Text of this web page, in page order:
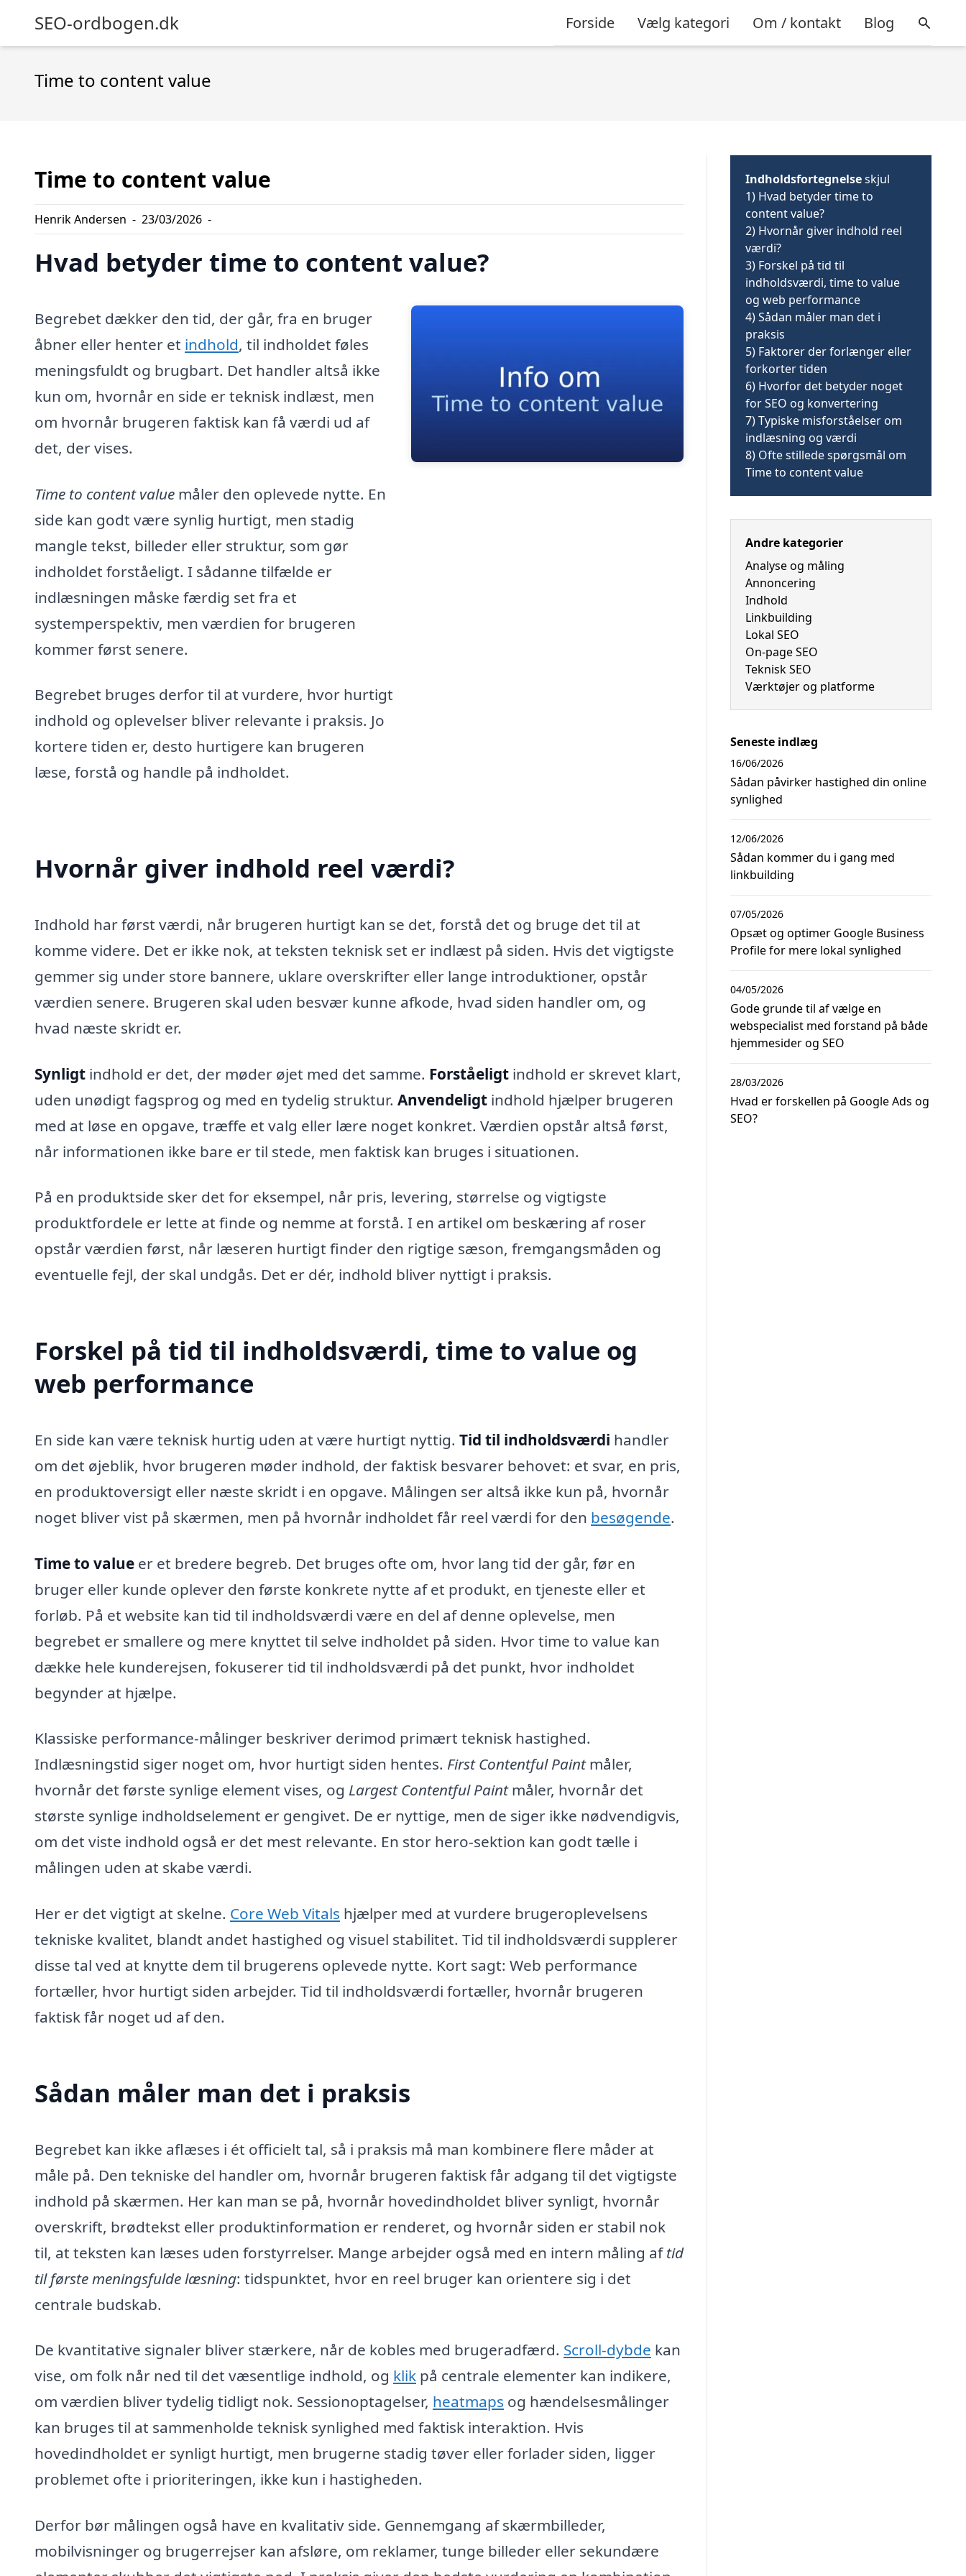
SEO-ordbogen.dk Forside Vælg kategori Om / kontakt Blog
Time to content value
Time to content value
Henrik Andersen - 23/03/2026 -
Hvad betyder time to content value?
Begrebet dækker den tid, der går, fra en bruger
åbner eller henter et indhold, til indholdet føles
meningsfuldt og brugbart. Det handler altså ikke
kun om, hvornår en side er teknisk indlæst, men
om hvornår brugeren faktisk kan få værdi ud af
det, der vises.
Time to content value måler den oplevede nytte. En
side kan godt være synlig hurtigt, men stadig
mangle tekst, billeder eller struktur, som gør
indholdet forståeligt. I sådanne tilfælde er
indlæsningen måske færdig set fra et
systemperspektiv, men værdien for brugeren
kommer først senere.
Begrebet bruges derfor til at vurdere, hvor hurtigt
indhold og oplevelser bliver relevante i praksis. Jo
kortere tiden er, desto hurtigere kan brugeren
læse, forstå og handle på indholdet.
Hvornår giver indhold reel værdi?
Indhold har først værdi, når brugeren hurtigt kan se det, forstå det og bruge det til at
komme videre. Det er ikke nok, at teksten teknisk set er indlæst på siden. Hvis det vigtigste
gemmer sig under store bannere, uklare overskrifter eller lange introduktioner, opstår
værdien senere. Brugeren skal uden besvær kunne afkode, hvad siden handler om, og
hvad næste skridt er.
Synligt indhold er det, der møder øjet med det samme. Forståeligt indhold er skrevet klart,
uden unødigt fagsprog og med en tydelig struktur. Anvendeligt indhold hjælper brugeren
med at løse en opgave, træffe et valg eller lære noget konkret. Værdien opstår altså først,
når informationen ikke bare er til stede, men faktisk kan bruges i situationen.
På en produktside sker det for eksempel, når pris, levering, størrelse og vigtigste
produktfordele er lette at finde og nemme at forstå. I en artikel om beskæring af roser
opstår værdien først, når læseren hurtigt finder den rigtige sæson, fremgangsmåden og
eventuelle fejl, der skal undgås. Det er dér, indhold bliver nyttigt i praksis.
Forskel på tid til indholdsværdi, time to value og
web performance
En side kan være teknisk hurtig uden at være hurtigt nyttig. Tid til indholdsværdi handler
om det øjeblik, hvor brugeren møder indhold, der faktisk besvarer behovet: et svar, en pris,
en produktoversigt eller næste skridt i en opgave. Målingen ser altså ikke kun på, hvornår
noget bliver vist på skærmen, men på hvornår indholdet får reel værdi for den besøgende.
Time to value er et bredere begreb. Det bruges ofte om, hvor lang tid der går, før en
bruger eller kunde oplever den første konkrete nytte af et produkt, en tjeneste eller et
forløb. På et website kan tid til indholdsværdi være en del af denne oplevelse, men
begrebet er smallere og mere knyttet til selve indholdet på siden. Hvor time to value kan
dække hele kunderejsen, fokuserer tid til indholdsværdi på det punkt, hvor indholdet
begynder at hjælpe.
Klassiske performance-målinger beskriver derimod primært teknisk hastighed.
Indlæsningstid siger noget om, hvor hurtigt siden hentes. First Contentful Paintmåler,
hvornår det første synlige element vises, og Largest Contentful Paintmåler, hvornår det
største synlige indholdselement er gengivet. De er nyttige, men de siger ikke nødvendigvis,
om det viste indhold også er det mest relevante. En stor hero-sektion kan godt tælle i
målingen uden at skabe værdi.
Her er det vigtigt at skelne. Core Web Vitals hjælper med at vurdere brugeroplevelsens
tekniske kvalitet, blandt andet hastighed og visuel stabilitet. Tid til indholdsværdi supplerer
disse tal ved at knytte dem til brugerens oplevede nytte. Kort sagt: Web performance
fortæller, hvor hurtigt siden arbejder. Tid til indholdsværdi fortæller, hvornår brugeren
faktisk får noget ud af den.
Sådan måler man det i praksis
Begrebet kan ikke aflæses i ét officielt tal, så i praksis må man kombinere flere måder at
måle på. Den tekniske del handler om, hvornår brugeren faktisk får adgang til det vigtigste
indhold på skærmen. Her kan man se på, hvornår hovedindholdet bliver synligt, hvornår
overskrift, brødtekst eller produktinformation er renderet, og hvornår siden er stabil nok
til, at teksten kan læses uden forstyrrelser. Mange arbejder også med en intern måling aftid
til første meningsfulde læsning: tidspunktet, hvor en reel bruger kan orientere sig i det
centrale budskab.
De kvantitative signaler bliver stærkere, når de kobles med brugeradfærd. Scroll-dybde kan
vise, om folk når ned til det væsentlige indhold, og klik på centrale elementer kan indikere,
om værdien bliver tydelig tidligt nok. Sessionoptagelser, heatmaps og hændelsesmålinger
kan bruges til at sammenholde teknisk synlighed med faktisk interaktion. Hvis
hovedindholdet er synligt hurtigt, men brugerne stadig tøver eller forlader siden, ligger
problemet ofte i prioriteringen, ikke kun i hastigheden.
Derfor bør målingen også have en kvalitativ side. Gennemgang af skærmbilleder,
mobilvisninger og brugerrejser kan afsløre, om reklamer, tunge billeder eller sekundære
Indholdsfortegnelseskjul
1) Hvad betyder time to
content value?
2) Hvornår giver indhold reel
værdi?
3) Forskel på tid til
indholdsværdi, time to value
og web performance
4)Sådan måler man det i
praksis
5) Faktorer der forlænger eller
forkorter tiden
6) Hvorfor det betyder noget
for SEO og konvertering
7)Typiske misforståelser om
indlæsning og værdi
8) Ofte stillede spørgsmål om
Time to content value
Andre kategorier
Analyse og måling
Annoncering
Indhold
Linkbuilding
Lokal SEO
On-page SEO
Teknisk SEO
Værktøjer og platforme
Seneste indlæg
Sådan påvirker hastighed din online
synlighed
16/06/2026
Sådan kommer du i gang med
linkbuilding
12/06/2026
Opsæt og optimer Google Business
Profile for mere lokal synlighed
07/05/2026
Gode grunde til af vælge en
webspecialist med forstand på både
hjemmesider og SEO
04/05/2026
Hvad er forskellen på Google Ads og
SEO?
28/03/2026